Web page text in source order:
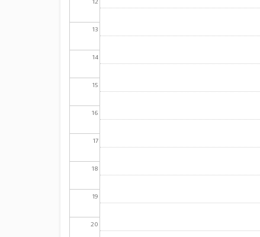
13
14
15
16
17
18
19
20